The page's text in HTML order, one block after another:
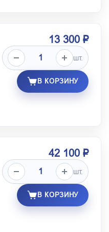
13 300 ₽
шт.
В КОРЗИНУ
42 100 ₽
шт.
В КОРЗИНУ